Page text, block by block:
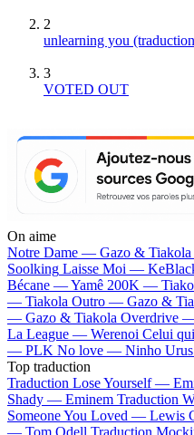
2
unlearning you
3
VOTED OUT
On aime
Notre Dame — Gazo & Tiakola
Soolking Laisse Moi —
Bécane —Yamê 200K —
— Tiakola Outro — Gazo &
— Gazo & Tiakola Overdrive
La League — Werenoi Celui
— PLK No love — Ninho
Top traduction
Traduction Lose Yourself —
Shady — Eminem Traduction
Someone You Loved — Lewis
— Tom Odell Traduction